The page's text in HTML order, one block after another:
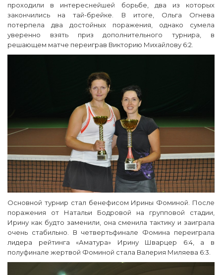
проходили в интереснейшей борьбе, два из которых
закончились на тай-брейке. В итоге, Ольга Огнева
потерпела два достойных поражения, однако сумела
уверенно взять приз дополнительного турнира, в
решающем матче переиграв Викторию Михайлову 6:2.
Основной турнир стал бенефисом Ирины Фоминой. После
поражения от Натальи Бодровой на групповой стадии,
Ирину как будто заменили, она сменила тактику и заиграла
очень стабильно. В четвертьфинале Фомина переиграла
лидера рейтинга «Аматура» Ирину Шварцер 6:4, а в
полуфинале жертвой Фоминой стала Валерия Миляева 6:3.